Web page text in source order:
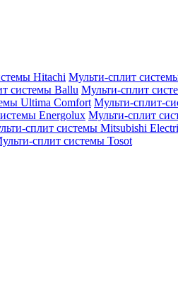
Hitachi Мульти-сплит
системы Ballu Мульти-сплит
Ultima Comfort Мульти-сплит-
Energolux Мульти-сплит
сплит системы Mitsubishi
сплит системы Tosot